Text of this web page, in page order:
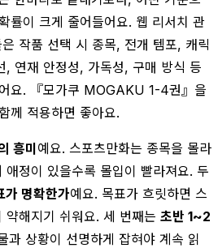
률이 크게 줄어들어요. 웹 리서치 관
작품 선택 시 종목, 전개 템포, 캐릭
, 연재 안정성, 가독성, 구매 방식 등
요. 『모가쿠 MOGAKU 1-4권』을
께 적용하면 좋아요.
흥미예요. 스포츠만화는 종목을 몰라
정이 있을수록 몰입이 빨라져요. 두
가 명확한가예요. 목표가 흐릿하면 스
약해지기 쉬워요. 세 번째는 초반 1~2
과 상황이 선명하게 잡혀야 계속 읽